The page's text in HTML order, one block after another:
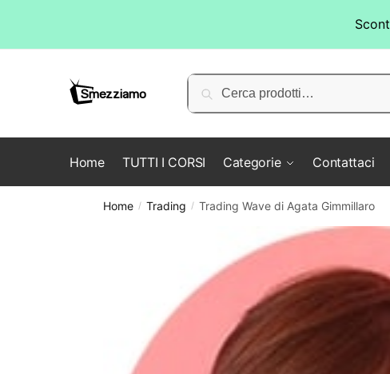
Cerca:
Cerca
Home TUTTI I CORSI Categorie Contattaci
Home / Trading / Trading Wave di Agata Gimmillaro